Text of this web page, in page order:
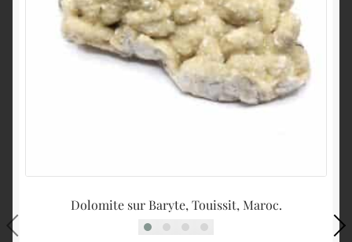
Dolomite sur Baryte, Touissit, Maroc.